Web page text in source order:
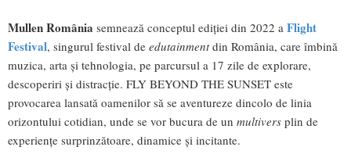
Mullen România semnează conceptul ediției din 2022 a Flight
Festival, singurul festival de edutainmentdin România, care îmbină
muzica, arta și tehnologia, pe parcursul a 17 zile de explorare,
descoperiri și distracție. FLY BEYOND THE SUNSET este
provocarea lansată oamenilor să se aventureze dincolo de linia
orizontului cotidian, unde se vor bucura de un multivers plin de
experiențe surprinzătoare, dinamice și incitante.